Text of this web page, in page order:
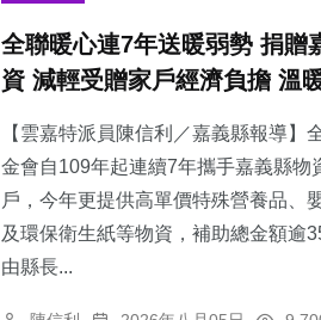
全聯暖心連7年送暖弱勢 捐贈
資 減輕受贈家戶經濟負擔 溫
【雲嘉特派員陳信利／嘉義縣報導】
金會自109年起連續7年攜手嘉義縣物
戶，今年更提供高單價特殊營養品、
及環保衛生紙等物資，補助總金額逾
由縣長...